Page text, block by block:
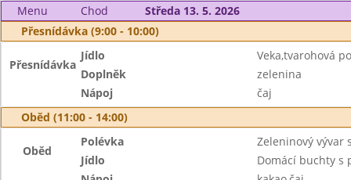
Menu
Chod
Středa 13. 5. 2026
Přesnídávka (9:00 - 10:00)
Přesnídávka
Jídlo
Veka,tvarohová
Doplněk
zelenina
Nápoj
čaj
Oběd (11:00 - 14:00)
Oběd
Polévka
Zeleninový vývar
Jídlo
Domácí buchty s